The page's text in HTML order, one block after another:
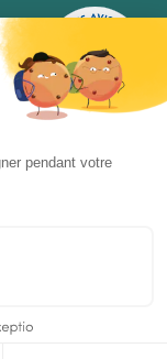
2780 AVIS
9.7/10
à consommer avec
aux mineurs.
pendant votre